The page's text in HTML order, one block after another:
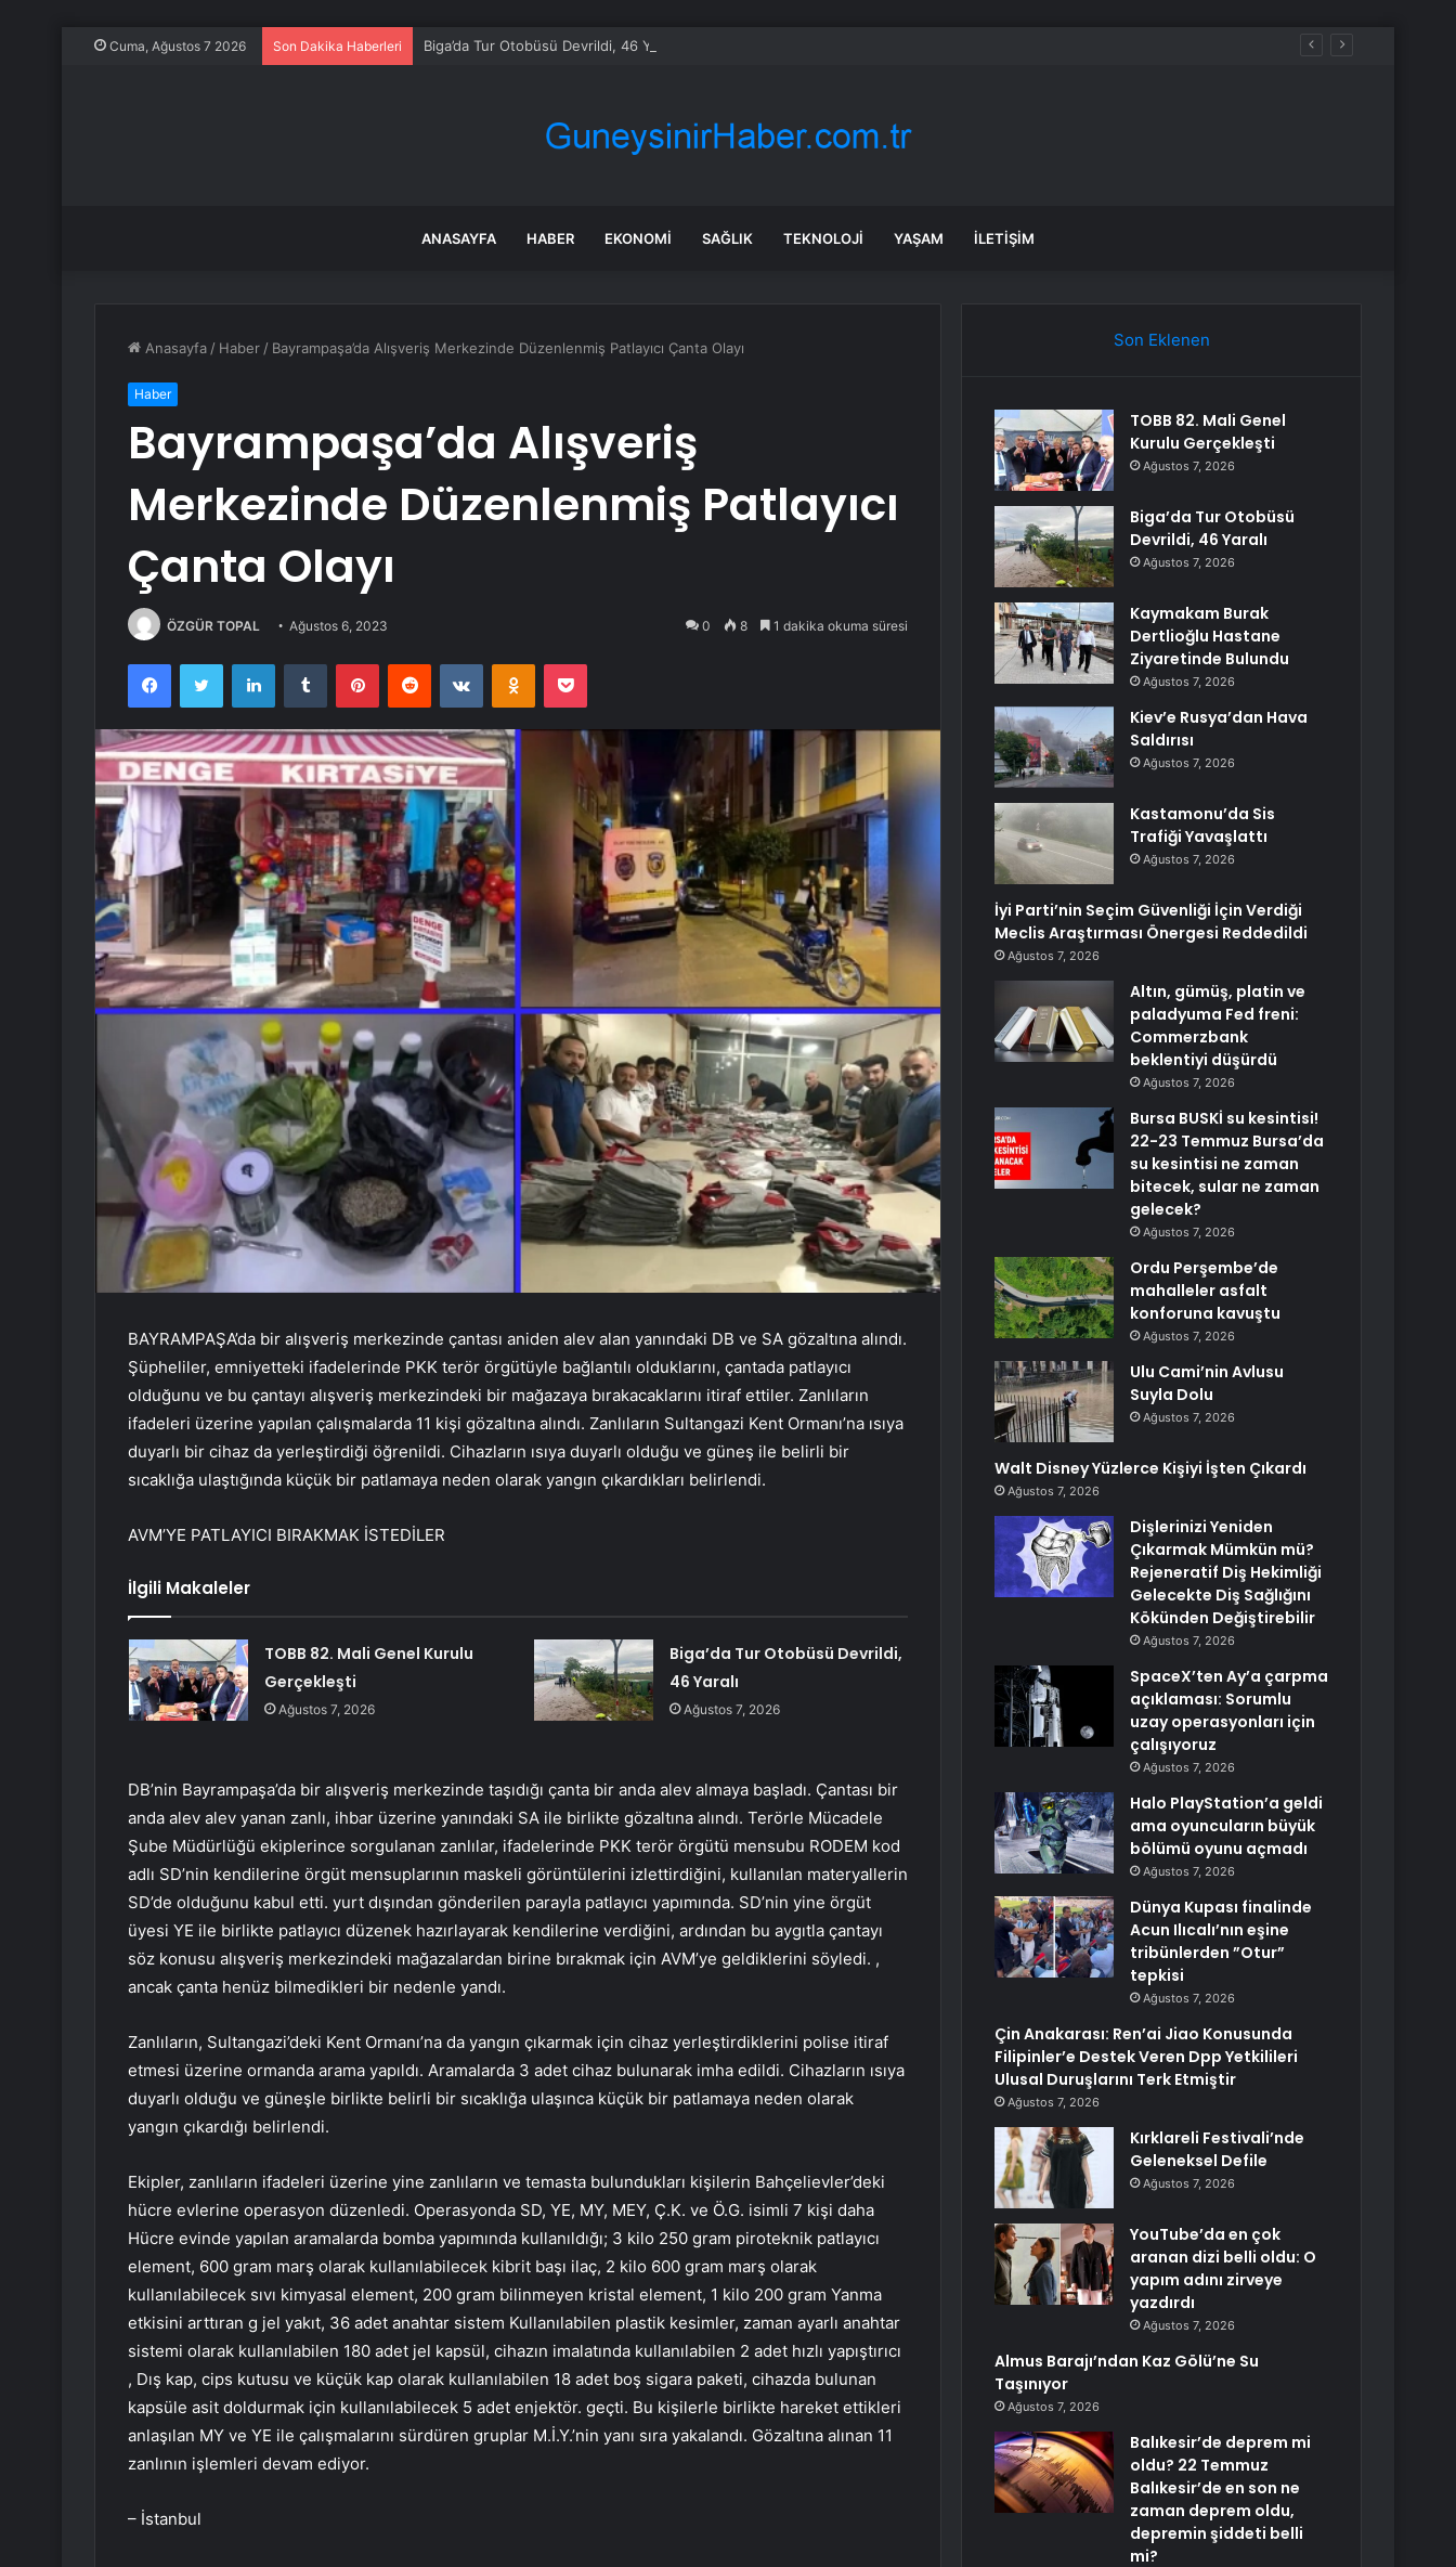
Cuma, Ağustos 7 2026 Son Dakika Haberleri Biga’da Tur Otobüsü Devrildi, 46 Yaralı
ANASAYFA HABER EKONOMI SAĞLIK TEKNOLOJI YAŞAM İLETIŞIM
Anasayfa / Haber / Bayrampaşa’da Alışveriş Merkezinde Düzenlenmiş Patlayıcı Çanta Olayı
Haber
Bayrampaşa’da Alışveriş
Merkezinde Düzenlenmiş Patlayıcı
Çanta Olayı
ÖZGÜR TOPAL Ağustos 6, 2023 0 8 1 dakika okuma süresi
FacebookTwitter LinkedInTumblr PinterestReddit VKontakteOdnoklassniki
Pocket
BAYRAMPAŞA’da bir alışveriş merkezinde çantası aniden alev alan yanındaki DB ve SA gözaltına alındı.
Şüpheliler, emniyetteki ifadelerinde PKK terör örgütüyle bağlantılı olduklarını, çantada patlayıcı
olduğunu ve bu çantayı alışveriş merkezindeki bir mağazaya bırakacaklarını itiraf ettiler. Zanlıların
ifadeleri üzerine yapılan çalışmalarda 11 kişi gözaltına alındı. Zanlıların Sultangazi Kent Ormanı’na ısıya
duyarlı bir cihaz da yerleştirdiği öğrenildi. Cihazların ısıya duyarlı olduğu ve güneş ile belirli bir
sıcaklığa ulaştığında küçük bir patlamaya neden olarak yangın çıkardıkları belirlendi.
AVM’YE PATLAYICI BIRAKMAK İSTEDİLER
İlgili Makaleler
TOBB 82. Mali Genel Kurulu
Gerçekleşti
Ağustos 7, 2026
Biga’da Tur Otobüsü Devrildi,
46 Yaralı
Ağustos 7, 2026
DB’nin Bayrampaşa’da bir alışveriş merkezinde taşıdığı çanta bir anda alev almaya başladı. Çantası bir
anda alev alev yanan zanlı, ihbar üzerine yanındaki SA ile birlikte gözaltına alındı. Terörle Mücadele
Şube Müdürlüğü ekiplerince sorgulanan zanlılar, ifadelerinde PKK terör örgütü mensubu RODEM kod
adlı SD’nin kendilerine örgüt mensuplarının maskeli görüntülerini izlettirdiğini, kullanılan materyallerin
SD’de olduğunu kabul etti. yurt dışından gönderilen parayla patlayıcı yapımında. SD’nin yine örgüt
üyesi YE ile birlikte patlayıcı düzenek hazırlayarak kendilerine verdiğini, ardından bu aygıtla çantayı
söz konusu alışveriş merkezindeki mağazalardan birine bırakmak için AVM’ye geldiklerini söyledi. ,
ancak çanta henüz bilmedikleri bir nedenle yandı.
Zanlıların, Sultangazi’deki Kent Ormanı’na da yangın çıkarmak için cihaz yerleştirdiklerini polise itiraf
etmesi üzerine ormanda arama yapıldı. Aramalarda 3 adet cihaz bulunarak imha edildi. Cihazların ısıya
duyarlı olduğu ve güneşle birlikte belirli bir sıcaklığa ulaşınca küçük bir patlamaya neden olarak
yangın çıkardığı belirlendi.
Ekipler, zanlıların ifadeleri üzerine yine zanlıların ve temasta bulundukları kişilerin Bahçelievler’deki
hücre evlerine operasyon düzenledi. Operasyonda SD, YE, MY, MEY, Ç.K. ve Ö.G. isimli 7 kişi daha
Hücre evinde yapılan aramalarda bomba yapımında kullanıldığı; 3 kilo 250 gram piroteknik patlayıcı
element, 600 gram marş olarak kullanılabilecek kibrit başı ilaç, 2 kilo 600 gram marş olarak
kullanılabilecek sıvı kimyasal element, 200 gram bilinmeyen kristal element, 1 kilo 200 gram Yanma
etkisini arttıran g jel yakıt, 36 adet anahtar sistem Kullanılabilen plastik kesimler, zaman ayarlı anahtar
sistemi olarak kullanılabilen 180 adet jel kapsül, cihazın imalatında kullanılabilen 2 adet hızlı yapıştırıcı
, Dış kap, cips kutusu ve küçük kap olarak kullanılabilen 18 adet boş sigara paketi, cihazda bulunan
kapsüle asit doldurmak için kullanılabilecek 5 adet enjektör. geçti. Bu kişilerle birlikte hareket ettikleri
anlaşılan MY ve YE ile çalışmalarını sürdüren gruplar M.İ.Y.’nin yanı sıra yakalandı. Gözaltına alınan 11
zanlının işlemleri devam ediyor.
– İstanbul
Son Eklenen
TOBB 82. Mali Genel
Kurulu Gerçekleşti
Ağustos 7, 2026
Biga’da Tur Otobüsü
Devrildi, 46 Yaralı
Ağustos 7, 2026
Kaymakam Burak
Dertlioğlu Hastane
Ziyaretinde Bulundu
Ağustos 7, 2026
Kiev’e Rusya’dan Hava
Saldırısı
Ağustos 7, 2026
Kastamonu’da Sis
Trafiği Yavaşlattı
Ağustos 7, 2026
İyi Parti’nin Seçim Güvenliği İçin Verdiği
Meclis Araştırması Önergesi Reddedildi
Ağustos 7, 2026
Altın, gümüş, platin ve
paladyuma Fed freni:
Commerzbank
beklentiyi düşürdü
Ağustos 7, 2026
Bursa BUSKİ su kesintisi!
22-23 Temmuz Bursa’da
su kesintisi ne zaman
bitecek, sular ne zaman
gelecek?
Ağustos 7, 2026
Ordu Perşembe’de
mahalleler asfalt
konforuna kavuştu
Ağustos 7, 2026
Ulu Cami’nin Avlusu
Suyla Dolu
Ağustos 7, 2026
Walt Disney Yüzlerce Kişiyi İşten Çıkardı
Ağustos 7, 2026
Dişlerinizi Yeniden
Çıkarmak Mümkün mü?
Rejeneratif Diş Hekimliği
Gelecekte Diş Sağlığını
Kökünden Değiştirebilir
Ağustos 7, 2026
SpaceX’ten Ay’a çarpma
açıklaması: Sorumlu
uzay operasyonları için
çalışıyoruz
Ağustos 7, 2026
Halo PlayStation’a geldi
ama oyuncuların büyük
bölümü oyunu açmadı
Ağustos 7, 2026
Dünya Kupası finalinde
Acun Ilıcalı’nın eşine
tribünlerden ”Otur”
tepkisi
Ağustos 7, 2026
Çin Anakarası: Ren’ai Jiao Konusunda
Filipinler’e Destek Veren Dpp Yetkilileri
Ulusal Duruşlarını Terk Etmiştir
Ağustos 7, 2026
Kırklareli Festivali’nde
Geleneksel Defile
Ağustos 7, 2026
YouTube’da en çok
aranan dizi belli oldu: O
yapım adını zirveye
yazdırdı
Ağustos 7, 2026
Almus Barajı’ndan Kaz Gölü’ne Su
Taşınıyor
Ağustos 7, 2026
Balıkesir’de deprem mi
oldu? 22 Temmuz
Balıkesir’de en son ne
zaman deprem oldu,
depremin şiddeti belli
mi?